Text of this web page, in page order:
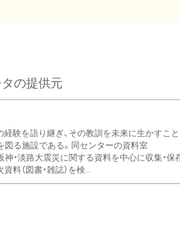
の提供元
経験を語り継ぎ、その教訓を未来に生かすこ
図る施設である。同センターの資料室
・淡路大震災に関する資料を中心に収集・保
料（図書・雑誌）を検...